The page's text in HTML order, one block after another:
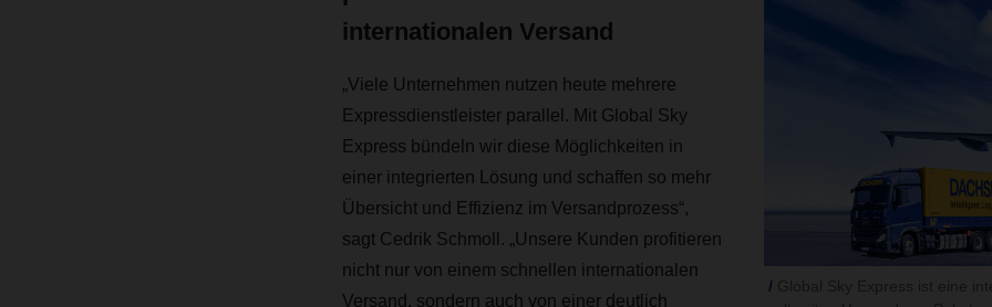
internationalen Versand
„Viele Unternehmen nutzen heute mehrere
Expressdienstleister parallel. Mit Global Sky
Express bündeln wir diese Möglichkeiten in
einer integrierten Lösung und schaffen so mehr
Übersicht und Effizienz im Versandprozess“,
sagt Cedrik Schmoll. „Unsere Kunden profitieren
nicht nur von einem schnellen internationalen
Versand, sondern auch von einer deutlich